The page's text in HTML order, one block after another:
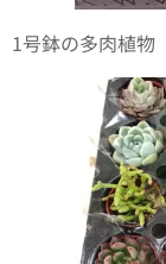
1号鉢の多肉植物